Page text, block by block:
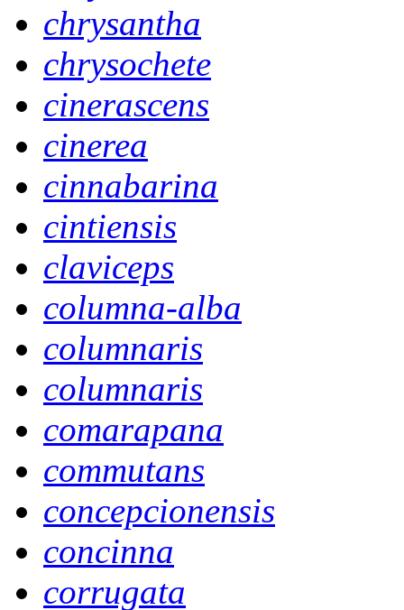
chrysantha
chrysochete
cinerascens
cinerea
cinnabarina
cintiensis
claviceps
columna-alba
columnaris
columnaris
comarapana
commutans
concepcionensis
concinna
corrugata